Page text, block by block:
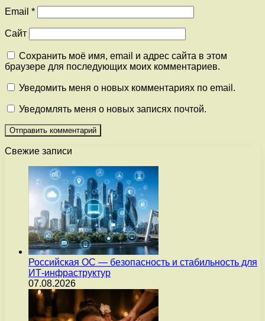
Email *
Сайт
Сохранить моё имя, email и адрес сайта в этом
браузере для последующих моих комментариев.
Уведомить меня о новых комментариях по email.
Уведомлять меня о новых записях почтой.
Свежие записи
Российская ОС — безопасность и стабильность для
ИТ-инфраструктур
07.08.2026